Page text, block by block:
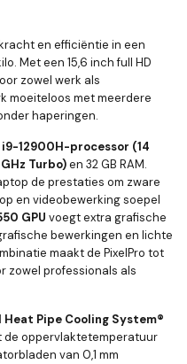
en efficiëntie in een
Met een 15,6 inch full HD
zowel werk als
moeiteloos met meerdere
haperingen.
12900H-processor (14
Turbo)en 32 GB RAM.
de prestaties om zware
en videobewerking soepel
GPU voegt extra grafische
bewerkingen en lichte
maakt de PixelPro tot
zowel professionals als
Heat Pipe Cooling System®
oppervlaktetemperatuur
van 0,1 mm